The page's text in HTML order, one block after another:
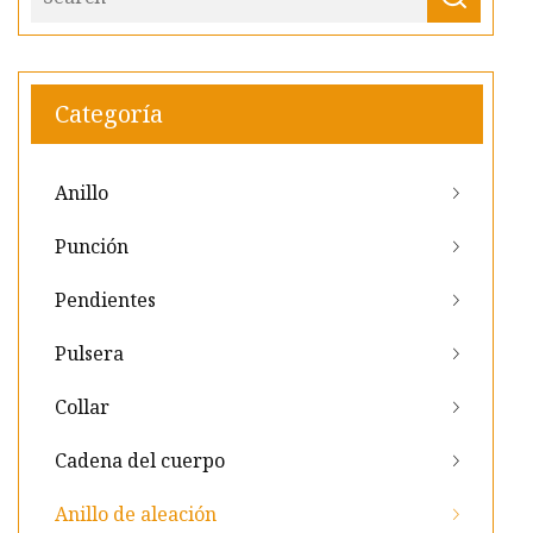
Categoría
Anillo
Punción
Pendientes
Pulsera
Collar
Cadena del cuerpo
Anillo de aleación